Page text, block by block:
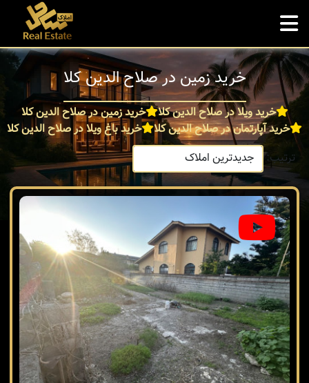
خرید زمین در صلاح الدین کلا
خرید ویلا در صلاح الدین کلا
خرید زمین در صلاح الدین کلا
خرید آپارتمان در صلاح الدین کلا
خرید باغ ویلا در صلاح الدین کلا
ترتیب: